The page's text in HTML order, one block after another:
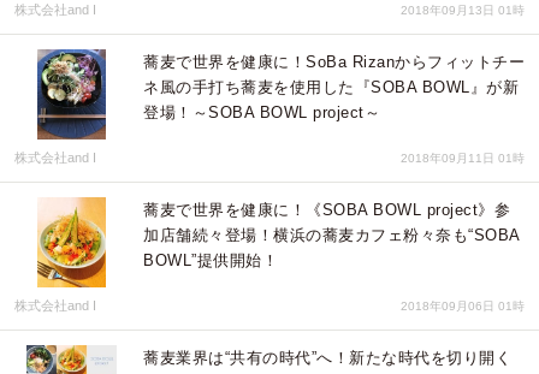
株式会社and I 2018年09月13日 01時
蕎麦で世界を健康に！SoBa Rizanからフィットチー
ネ風の手打ち蕎麦を使用した『SOBA BOWL』が新
登場！～SOBA BOWL project～
株式会社and I 2018年09月11日 01時
蕎麦で世界を健康に！《SOBA BOWL project》参
加店舗続々登場！横浜の蕎麦カフェ粉々奈も“SOBA
BOWL”提供開始！
株式会社and I 2018年09月06日 01時
蕎麦業界は“共有の時代”へ！新たな時代を切り開く